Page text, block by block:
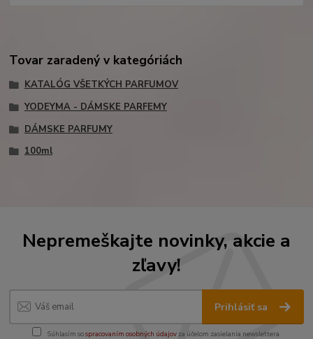
Tovar zaradený v kategóriách
KATALÓG VŠETKÝCH PARFUMOV
YODEYMA - DÁMSKE PARFEMY
DÁMSKE PARFUMY
100ml
Nepremeškajte novinky, akcie a
zľavy!
Prihlásiť sa
Súhlasím sospracovaním osobných údajov za účelom zasielania newslettera.